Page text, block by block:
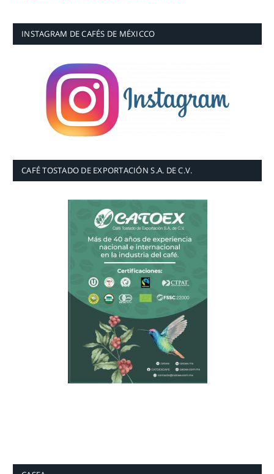
INSTAGRAM DE CAFÉS DE MÉXICCO
CAFÉ TOSTADO DE EXPORTACIÓN S.A. DE C.V.